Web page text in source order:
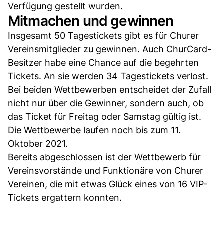
Verfügung gestellt wurden.
Mitmachen und gewinnen
Insgesamt 50 Tagestickets gibt es für Churer
Vereinsmitglieder zu gewinnen. Auch ChurCard-
Besitzer habe eine Chance auf die begehrten
Tickets. An sie werden 34 Tagestickets verlost.
Bei beiden Wettbewerben entscheidet der Zufall
nicht nur über die Gewinner, sondern auch, ob
das Ticket für Freitag oder Samstag gültig ist.
Die Wettbewerbe laufen noch bis zum 11.
Oktober 2021.
Bereits abgeschlossen ist der Wettbewerb für
Vereinsvorstände und Funktionäre von Churer
Vereinen, die mit etwas Glück eines von 16 VIP-
Tickets ergattern konnten.